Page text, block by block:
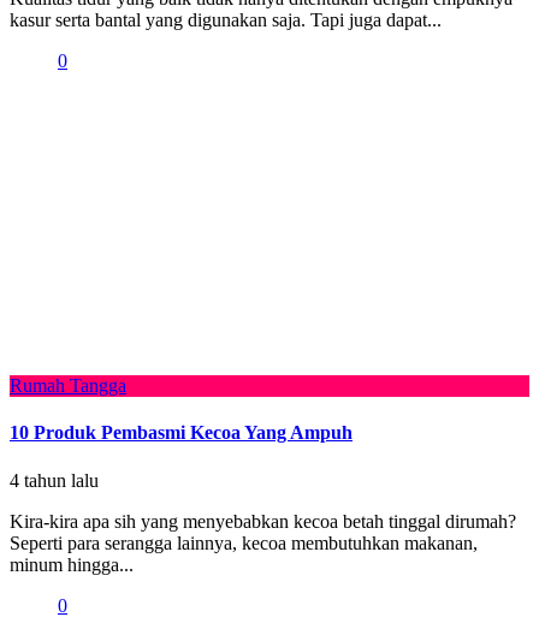
kasur serta bantal yang digunakan saja. Tapi juga dapat...
0
Rumah Tangga
10 Produk Pembasmi Kecoa Yang Ampuh
4 tahun lalu
Kira-kira apa sih yang menyebabkan kecoa betah tinggal dirumah?
Seperti para serangga lainnya, kecoa membutuhkan makanan,
minum hingga...
0